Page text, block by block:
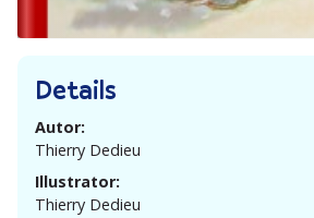
Details
Autor:
Thierry Dedieu
Illustrator:
Thierry Dedieu